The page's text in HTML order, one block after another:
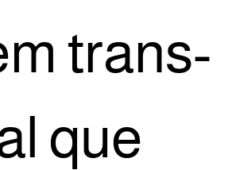
trans­
que